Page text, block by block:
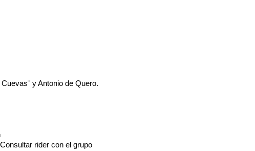
y Antonio de Quero.
rider con el grupo